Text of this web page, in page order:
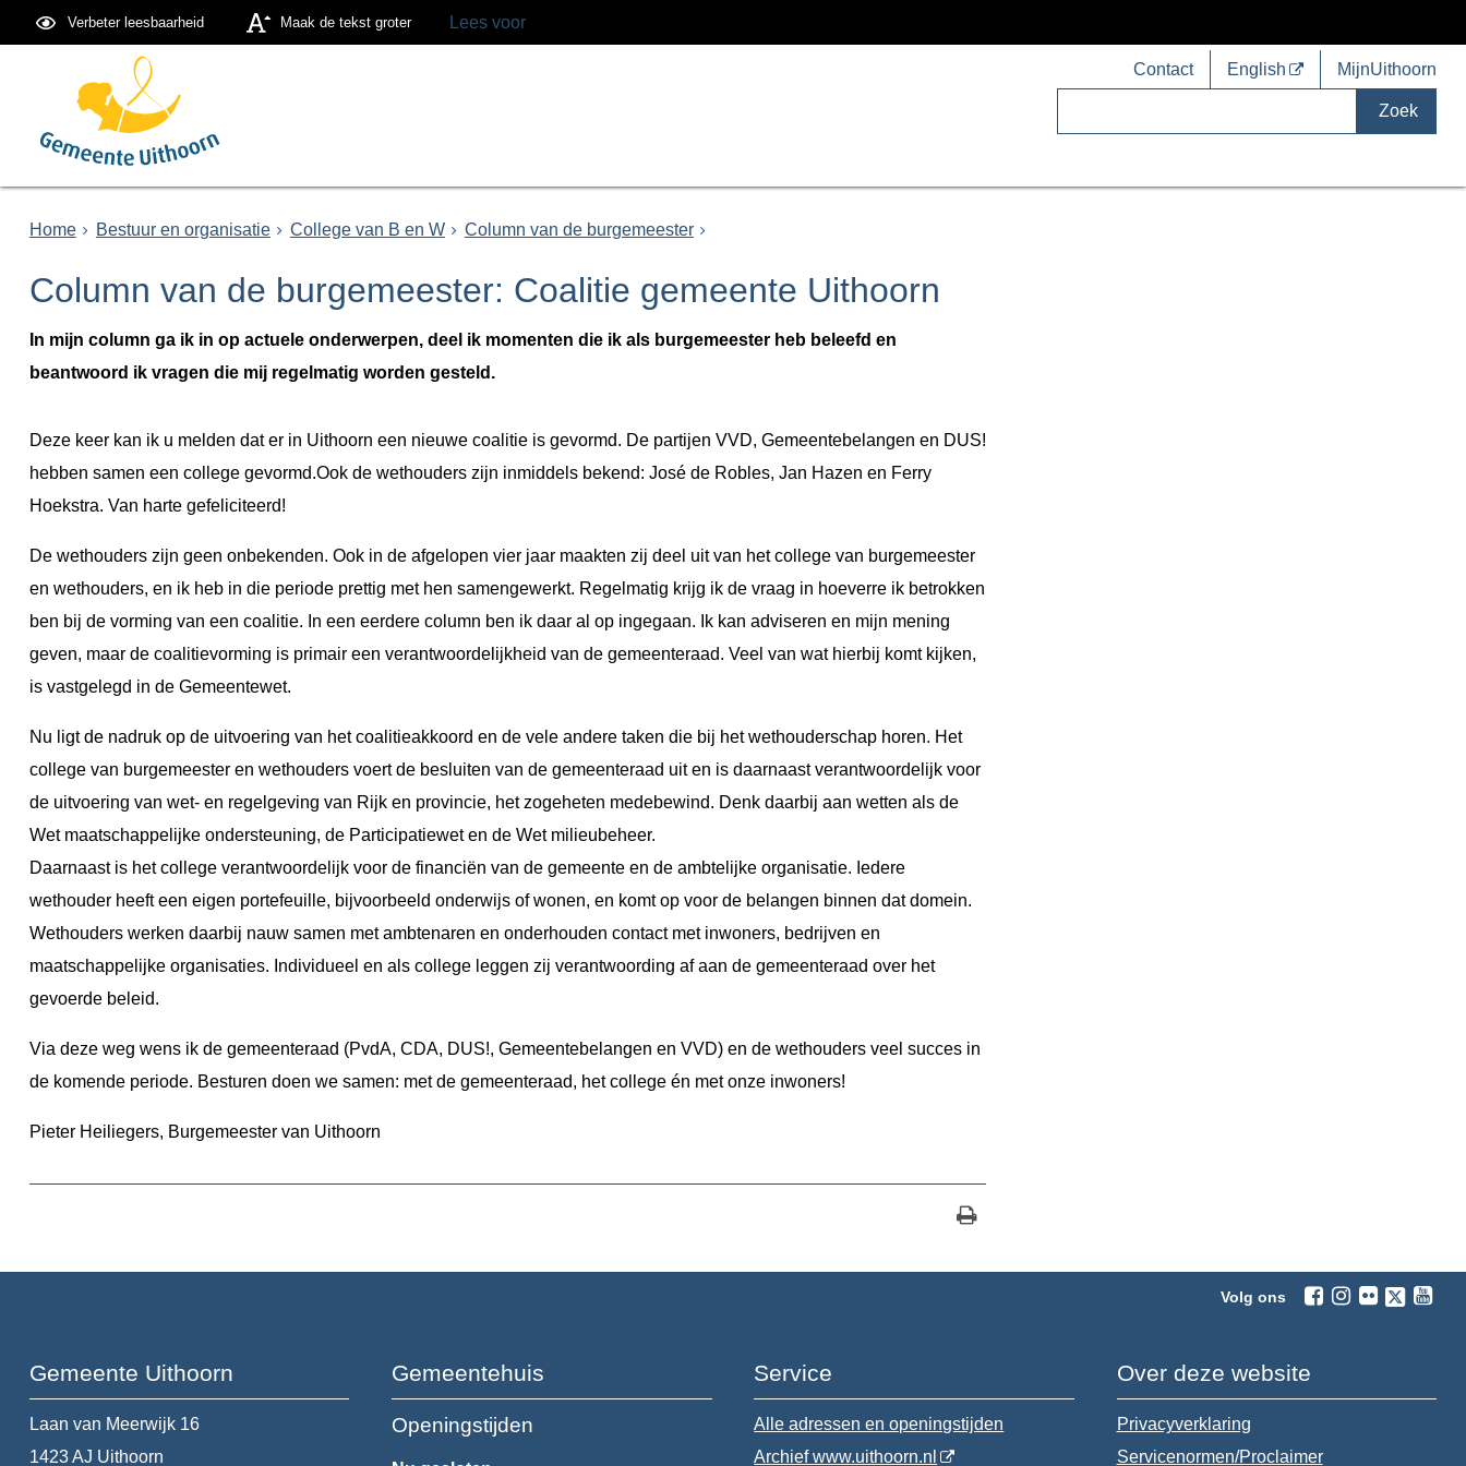
Verbeter leesbaarheid Maak de tekst groter Lees voor
Contact English MijnUithoorn
Zoek
Home Bestuur en organisatie College van B en W Column van de burgemeester
Column van de burgemeester: Coalitie gemeente Uithoorn
In mijn column ga ik in op actuele onderwerpen, deel ik momenten die ik als burgemeester heb beleefd en
beantwoord ik vragen die mij regelmatig worden gesteld.
Deze keer kan ik u melden dat er in Uithoorn een nieuwe coalitie is gevormd. De partijen VVD, Gemeentebelangen en DUS!
hebben samen een college gevormd.Ook de wethouders zijn inmiddels bekend: José de Robles, Jan Hazen en Ferry
Hoekstra. Van harte gefeliciteerd!
De wethouders zijn geen onbekenden. Ook in de afgelopen vier jaar maakten zij deel uit van het college van burgemeester
en wethouders, en ik heb in die periode prettig met hen samengewerkt. Regelmatig krijg ik de vraag in hoeverre ik betrokken
ben bij de vorming van een coalitie. In een eerdere column ben ik daar al op ingegaan. Ik kan adviseren en mijn mening
geven, maar de coalitievorming is primair een verantwoordelijkheid van de gemeenteraad. Veel van wat hierbij komt kijken,
is vastgelegd in de Gemeentewet.
Nu ligt de nadruk op de uitvoering van het coalitieakkoord en de vele andere taken die bij het wethouderschap horen. Het
college van burgemeester en wethouders voert de besluiten van de gemeenteraad uit en is daarnaast verantwoordelijk voor
de uitvoering van wet- en regelgeving van Rijk en provincie, het zogeheten medebewind. Denk daarbij aan wetten als de
Wet maatschappelijke ondersteuning, de Participatiewet en de Wet milieubeheer.
Daarnaast is het college verantwoordelijk voor de financiën van de gemeente en de ambtelijke organisatie. Iedere
wethouder heeft een eigen portefeuille, bijvoorbeeld onderwijs of wonen, en komt op voor de belangen binnen dat domein.
Wethouders werken daarbij nauw samen met ambtenaren en onderhouden contact met inwoners, bedrijven en
maatschappelijke organisaties. Individueel en als college leggen zij verantwoording af aan de gemeenteraad over het
gevoerde beleid.
Via deze weg wens ik de gemeenteraad (PvdA, CDA, DUS!, Gemeentebelangen en VVD) en de wethouders veel succes in
de komende periode. Besturen doen we samen: met de gemeenteraad, het college én met onze inwoners!
Pieter Heiliegers, Burgemeester van Uithoorn
Volg ons
Gemeente Uithoorn
Laan van Meerwijk 16
1423 AJ Uithoorn
Gemeentehuis
Openingstijden
Service
Alle adressen en openingstijden
Archief www.uithoorn.nl
Over deze website
Privacyverklaring
Servicenormen/Proclaimer